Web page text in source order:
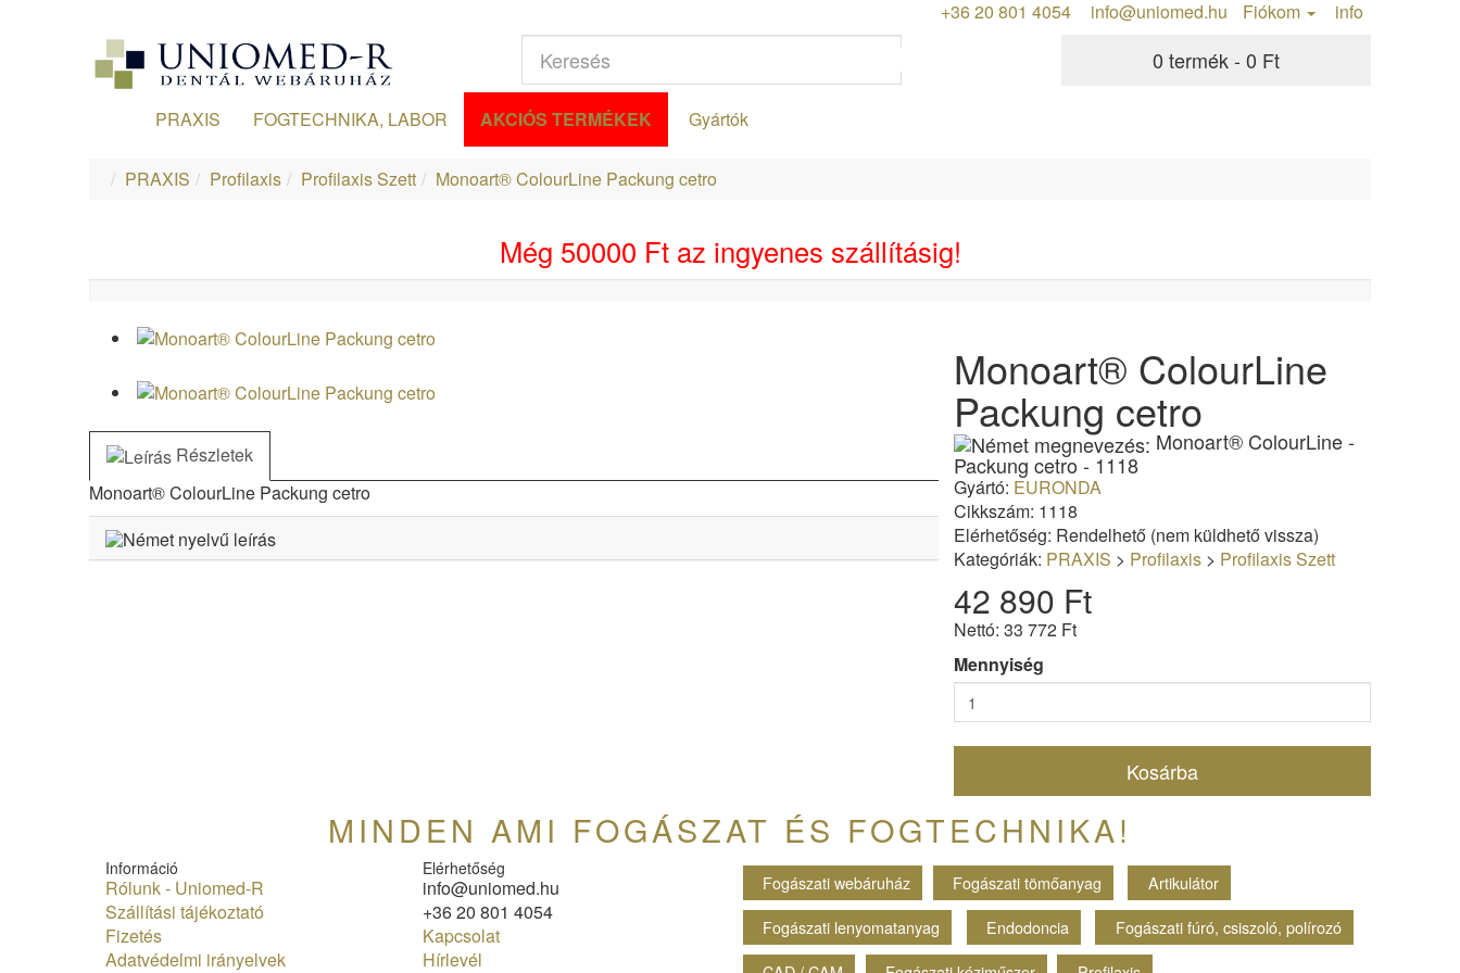
+36 20 801 4054 info@uniomed.hu Fiókom info
0 termék - 0 Ft
PRAXIS FOGTECHNIKA, LABOR AKCIÓS TERMÉKEK Gyártók
PRAXIS Profilaxis Profilaxis Szett Monoart® ColourLine Packung cetro
Még 50000 Ft az ingyenes szállításig!
Részletek
Monoart® ColourLine Packung cetro
Monoart® ColourLine
Packung cetro
Monoart® ColourLine -
Packung cetro - 1118
Gyártó: EURONDA
Cikkszám: 1118
Elérhetőség: Rendelhető (nem küldhető vissza)
Kategóriák: PRAXIS > Profilaxis> Profilaxis Szett
42 890 Ft
Nettó: 33 772 Ft
Mennyiség
Kosárba
MINDEN AMI FOGÁSZAT ÉS FOGTECHNIKA!
Információ
Rólunk - Uniomed-R
Szállítási tájékoztató
Fizetés
Adatvédelmi irányelvek
Elérhetőség
info@uniomed.hu
+36 20 801 4054
Kapcsolat
Hírlevél
Fogászati webáruház Fogászati tömőanyag
Artikulátor
Fogászati lenyomatanyag
Endodoncia
Fogászati fúró, csiszoló, polírozó